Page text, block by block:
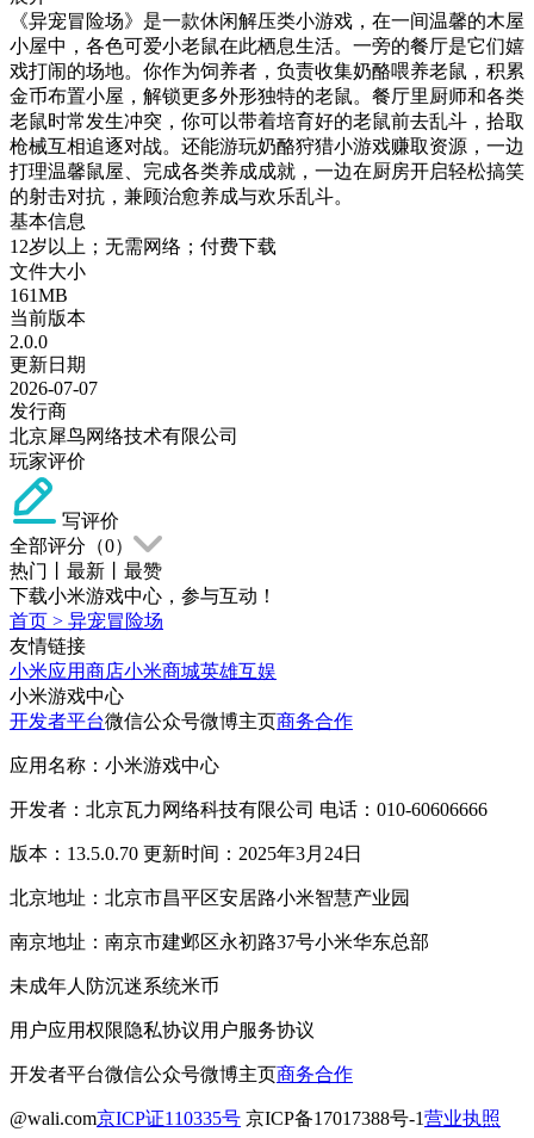
《异宠冒险场》是一款休闲解压类小游戏，在一间温馨的木屋
小屋中，各色可爱小老鼠在此栖息生活。一旁的餐厅是它们嬉
戏打闹的场地。你作为饲养者，负责收集奶酪喂养老鼠，积累
金币布置小屋，解锁更多外形独特的老鼠。餐厅里厨师和各类
老鼠时常发生冲突，你可以带着培育好的老鼠前去乱斗，拾取
枪械互相追逐对战。还能游玩奶酪狩猎小游戏赚取资源，一边
打理温馨鼠屋、完成各类养成成就，一边在厨房开启轻松搞笑
的射击对抗，兼顾治愈养成与欢乐乱斗。
基本信息
12岁以上；无需网络；付费下载
文件大小
161MB
当前版本
2.0.0
更新日期
2026-07-07
发行商
北京犀鸟网络技术有限公司
玩家评价
写评价
全部评分（0）
热门
最新
最赞
下载小米游戏中心，参与互动！
首页 > 异宠冒险场
友情链接
小米应用商店小米商城英雄互娱
小米游戏中心
开发者平台微信公众号微博主页商务合作
应用名称：小米游戏中心
开发者：北京瓦力网络科技有限公司 电话：010-60606666
版本：13.5.0.70 更新时间：2025年3月24日
北京地址：北京市昌平区安居路小米智慧产业园
南京地址：南京市建邺区永初路37号小米华东总部
未成年人防沉迷系统米币
用户应用权限隐私协议用户服务协议
开发者平台微信公众号微博主页商务合作
@wali.com京ICP证110335号 京ICP备17017388号-1营业执照